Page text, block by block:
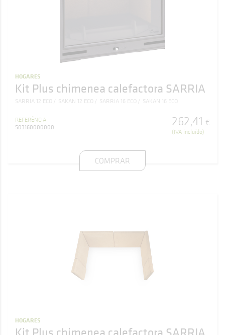
HOGARES
Kit Plus chimenea calefactora SARRIA
SARRIA 12 ECO SAKAN 12 ECO SARRIA 16 ECO SAKAN 16 ECO
REFERÊNCIA
503160000000
262,41 €
(IVA incluído)
COMPRAR
HOGARES